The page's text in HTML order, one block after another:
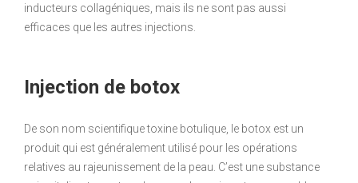
inducteurs collagéniques, mais ils ne sont pas aussi
efficaces que les autres injections.
Injection de botox
De son nom scientifique toxine botulique, le botox est un
produit qui est généralement utilisé pour les opérations
relatives au rajeunissement de la peau. C’est une substance